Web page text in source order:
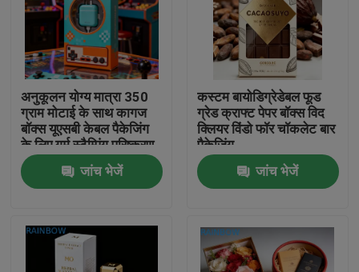
हमारे बारे में
हमसे संपर्क करें
समाचार
मामले
उद्धरण मांगें
अनुकूलन योग्य मात्रा 350
ग्राम मोटाई के साथ कागज
बॉक्स यूएसबी केबल पैकेजिंग
के लिए गर्म स्टैम्पिंग परिष्करण
जांच भेजें
कस्टम बायोडिग्रेडेबल फूड
ग्रेड क्राफ्ट पेपर बॉक्स विद
क्लियर विंडो फॉर चॉकलेट बार
पैकेजिंग
जांच भेजें